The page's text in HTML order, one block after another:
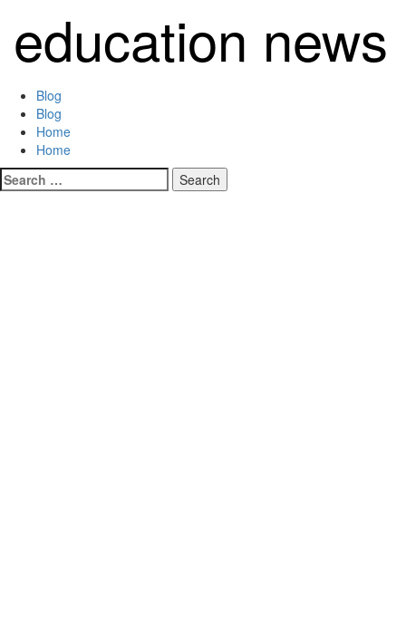
content
education news
Primary
Menu
Blog
Blog
Home
Home
Search
for: